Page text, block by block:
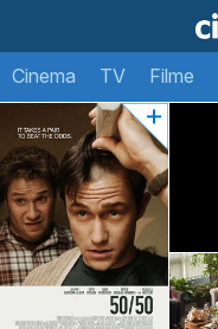
Cinema TV Filme